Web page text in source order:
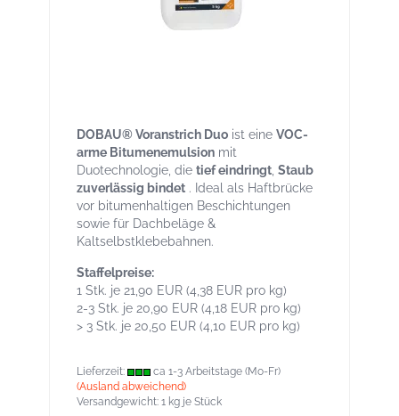
DOBAU® Voranstrich Duo ist eine VOC-
arme Bitumenemulsion mit
Duotechnologie, die tief eindringt Staub
zuverlässig bindet . Ideal als Haftbrücke
vor bitumenhaltigen Beschichtungen
sowie für Dachbeläge &
Kaltselbstklebebahnen.
Staffelpreise:
1 Stk. je 21,90 EUR (4,38 EUR pro kg)
2-3 Stk. je 20,90 EUR (4,18 EUR pro kg)
> 3 Stk. je 20,50 EUR (4,10 EUR pro kg)
Lieferzeit:
ca 1-3 Arbeitstage (Mo-Fr)
(Ausland abweichend)
Versandgewicht: 1 kg je Stück